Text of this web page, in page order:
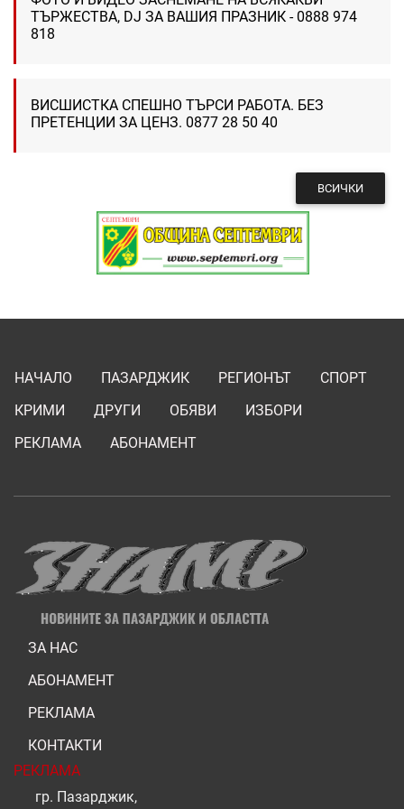
ТЪРЖЕСТВА, DJ ЗА ВАШИЯ ПРАЗНИК - 0888 974
818
ВИСШИСТКА СПЕШНО ТЪРСИ РАБОТА. БЕЗ
ПРЕТЕНЦИИ ЗА ЦЕНЗ. 0877 28 50 40
ВСИЧКИ
НАЧАЛО ПАЗАРДЖИК РЕГИОНЪТ
СПОРТ
КРИМИ
ДРУГИ ОБЯВИ
ИЗБОРИ
РЕКЛАМА
АБОНАМЕНТ
ЗА НАС
АБОНАМЕНТ
РЕКЛАМА
КОНТАКТИ
РЕКЛАМА
гр. Пазарджик,